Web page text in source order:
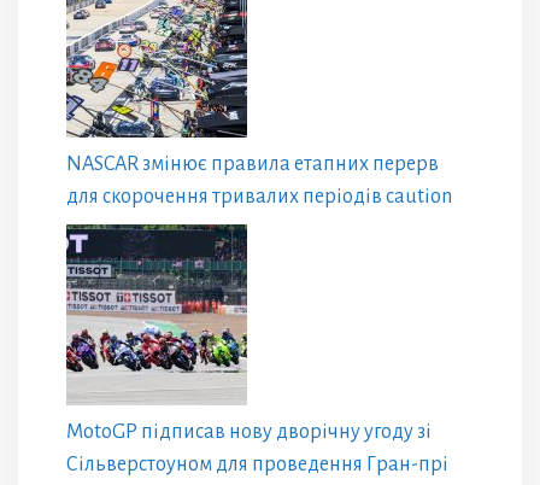
NASCAR змінює правила етапних перерв
для скорочення тривалих періодів caution
MotoGP підписав нову дворічну угоду зі
Сільверстоуном для проведення Гран-прі